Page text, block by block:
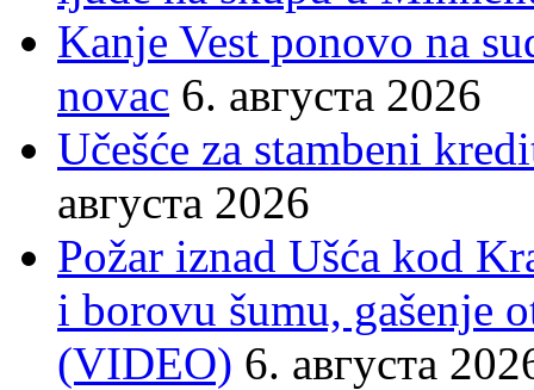
Kanje Vest ponovo na
novac 6. августа 2026
Učešće za stambeni
августа 2026
Požar iznad Ušća kod
i borovu šumu, gašenje
(VIDEO) 6. августа